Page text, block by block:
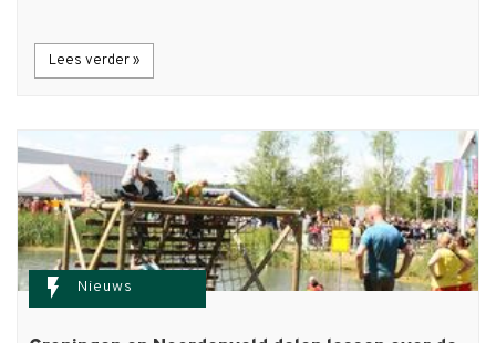
Lees verder »
flash_on Nieuws